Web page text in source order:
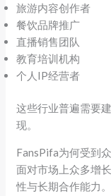
旅游内容创作者
餐饮品牌推广
直播销售团队
教育培训机构
个人IP经营者
这些行业普遍需要
现。
FansPifa为何受到
面对市场上众多增
性与长期合作能力。